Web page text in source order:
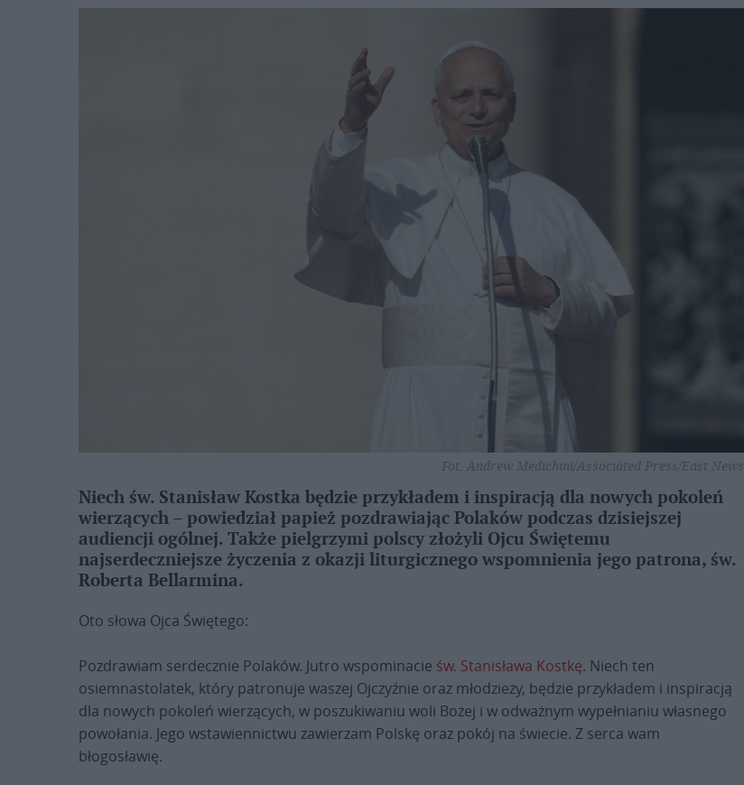
Fot. Andrew Medichini/Associated Press/East News
Niech św. Stanisław Kostka będzie przykładem i inspiracją dla nowych pokoleń
wierzących – powiedział papież pozdrawiając Polaków podczas dzisiejszej
audiencji ogólnej. Także pielgrzymi polscy złożyli Ojcu Świętemu
najserdeczniejsze życzenia z okazji liturgicznego wspomnienia jego patrona, św.
Roberta Bellarmina.
Oto słowa Ojca Świętego:
Pozdrawiam serdecznie Polaków. Jutro wspominacie św. Stanisława Kostkę. Niech ten
osiemnastolatek, który patronuje waszej Ojczyźnie oraz młodzieży, będzie przykładem i inspiracją
dla nowych pokoleń wierzących, w poszukiwaniu woli Bożej i w odważnym wypełnianiu własnego
powołania. Jego wstawiennictwu zawierzam Polskę oraz pokój na świecie. Z serca wam
błogosławię.